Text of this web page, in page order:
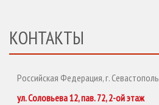
КОНТАКТЫ
Российская Федерация, г. Севастополь
ул. Соловьева 12, пав. 72, 2-ой этаж